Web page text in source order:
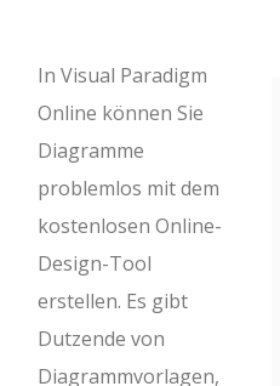
In Visual Paradigm
Online können Sie
Diagramme
problemlos mit dem
kostenlosen Online-
Design-Tool
erstellen. Es gibt
Dutzende von
Diagrammvorlagen,